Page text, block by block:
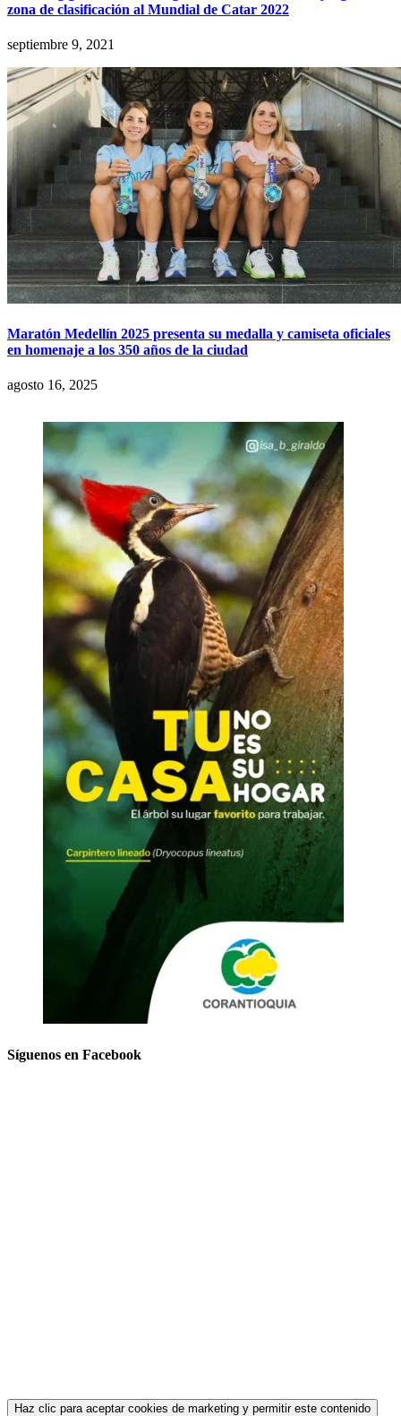
zona de clasificación al Mundial de Catar 2022
septiembre 9, 2021
Maratón Medellín 2025 presenta su medalla y camiseta oficiales
en homenaje a los 350 años de la ciudad
agosto 16, 2025
Síguenos en Facebook
Haz clic para aceptar cookies de marketing y permitir este contenido